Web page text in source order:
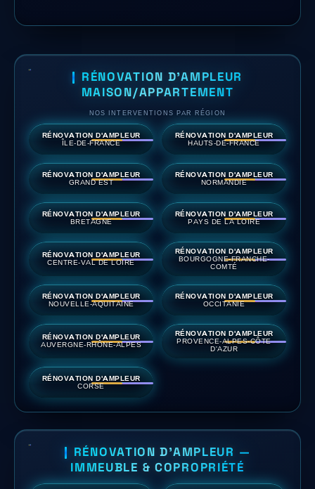
RÉNOVATION D'AMPLEUR
MAISON/APPARTEMENT
NOS INTERVENTIONS PAR RÉGION
RÉNOVATION D'AMPLEUR
ÎLE-DE-FRANCE
RÉNOVATION D'AMPLEUR
HAUTS-DE-FRANCE
RÉNOVATION D'AMPLEUR
GRAND EST
RÉNOVATION D'AMPLEUR
NORMANDIE
RÉNOVATION D'AMPLEUR
BRETAGNE
RÉNOVATION D'AMPLEUR
PAYS DE LA LOIRE
RÉNOVATION D'AMPLEUR
CENTRE-VAL DE LOIRE
RÉNOVATION D'AMPLEUR
BOURGOGNE-FRANCHE-
COMTÉ
RÉNOVATION D'AMPLEUR
NOUVELLE-AQUITAINE
RÉNOVATION D'AMPLEUR
OCCITANIE
RÉNOVATION D'AMPLEUR
AUVERGNE-RHÔNE-ALPES
RÉNOVATION D'AMPLEUR
PROVENCE-ALPES-CÔTE
D'AZUR
RÉNOVATION D'AMPLEUR
CORSE
RÉNOVATION D'AMPLEUR —
IMMEUBLE & COPROPRIÉTÉ